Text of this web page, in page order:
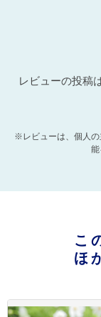
レビューの投稿
※レビューは、個人の
能
こ
ほ